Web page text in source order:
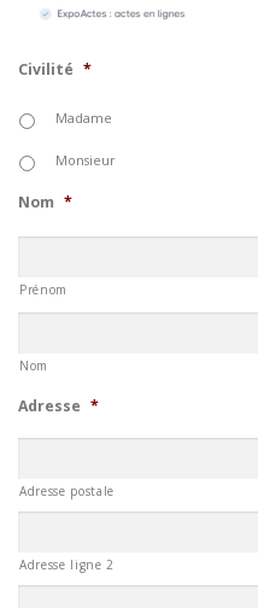
Civilité *
Madame
Monsieur
Nom *
Prénom
Nom
Adresse *
Adresse postale
Adresse ligne 2